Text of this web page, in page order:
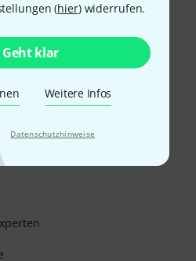
(hier) widerrufen.
Geht klar
Weitere Infos
Datenschutzhinweise
sicher per Nachnahme,
Pay,Klarna Sofort bezahlen
,